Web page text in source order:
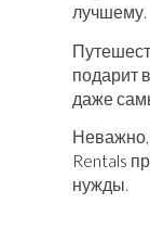
лучшему.
подарит
даже
Неважно,
Rentals
нужды.